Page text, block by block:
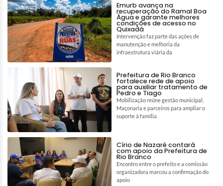
Emurb avança na
recuperação do Ramal Boa
Água e garante melhores
condições de acesso no
Quixadá
Intervenção faz parte das ações de
manutenção e melhoria da
infraestrutura viária da
Prefeitura de Rio Branco
fortalece rede de apoio
para auxiliar tratamento de
Pedro e Tiago
Mobilização reúne gestão municipal,
Maçonaria e parceiros para ampliar o
suporte à família
Círio de Nazaré contará
com apoio da Prefeitura de
Rio Branco
Encontro entre o prefeito e a comissão
organizadora marcou a confirmação do
apoio